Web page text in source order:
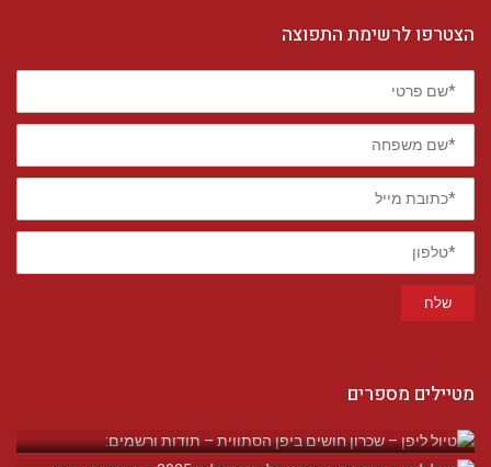
הצטרפו לרשימת התפוצה
*שם
פרטי
*שם
משפחה
*כתובת
מייל
*טלפון
שלח
מטיילים מספרים